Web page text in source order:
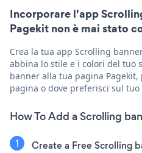
Incorporare l'app
Pagekit non è mai stato
Crea la tua app Scrolling
abbina lo stile e i colori del tuo
banner alla tua pagina
pagina o dove preferisci sul tuo
How To Add a Scrolling
Create a Free Scrolling